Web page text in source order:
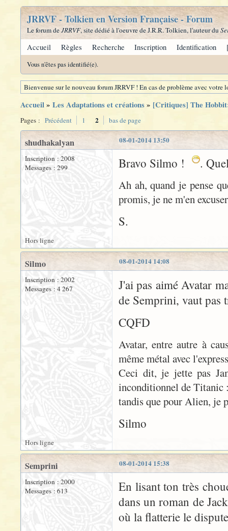
JRRVF - Tolkien en Version Française - Forum
Le forum deJRRVF, site dédié à l'oeuvre de J.R.R. Tolkien, l'auteur du
Accueil Règles Recherche Inscription Identification
Vous n'êtes pas identifié(e).
Bienvenue sur le nouveau forum JRRVF ! En cas de problème avec
Accueil» Les Adaptations et créations» [Critiques] The
Pages : Précédent 1 2 bas de page
08-01-2014 13:50
shudhakalyan
Inscription : 2008
Messages : 299
Bravo Silmo ! .
Ah ah, quand je pense
promis, je ne m'en
S.
Hors ligne
08-01-2014 14:08
Silmo
Inscription : 2002
Messages : 4 267
J'ai pas aimé Avatar
de Semprini, vaut pas
CQFD
Avatar, entre autre à
même métal avec
Ceci dit, je jette pas
inconditionnel de Titanic
tandis que pour Alien, je
Silmo
Hors ligne
08-01-2014 15:38
Semprini
Inscription : 2000
Messages : 613
En lisant ton très
dans un roman de
où la flatterie le